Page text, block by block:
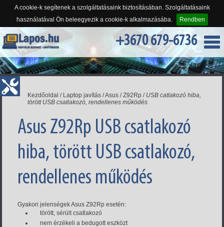
A cookie-k segítenek a szolgáltatásaink biztosításában. Szolgáltatásaink
használatával Ön beleegyezik a cookie-k alkalmazásába.
Rendben
+3670 679-6736
Kezdőoldal / Laptop javítás /Asus /Z92Rp / USB catlakozó hiba,
törött USB csatlakozó, rendellenes működés
Asus Z92Rp USB csatlakozó
hiba, törött USB csatlakozó,
rendellenes működés
Gyakori jelenségek Asus Z92Rp esetén:
törött, sérült csatlakozó
nem érzékeli a bedugott eszközt